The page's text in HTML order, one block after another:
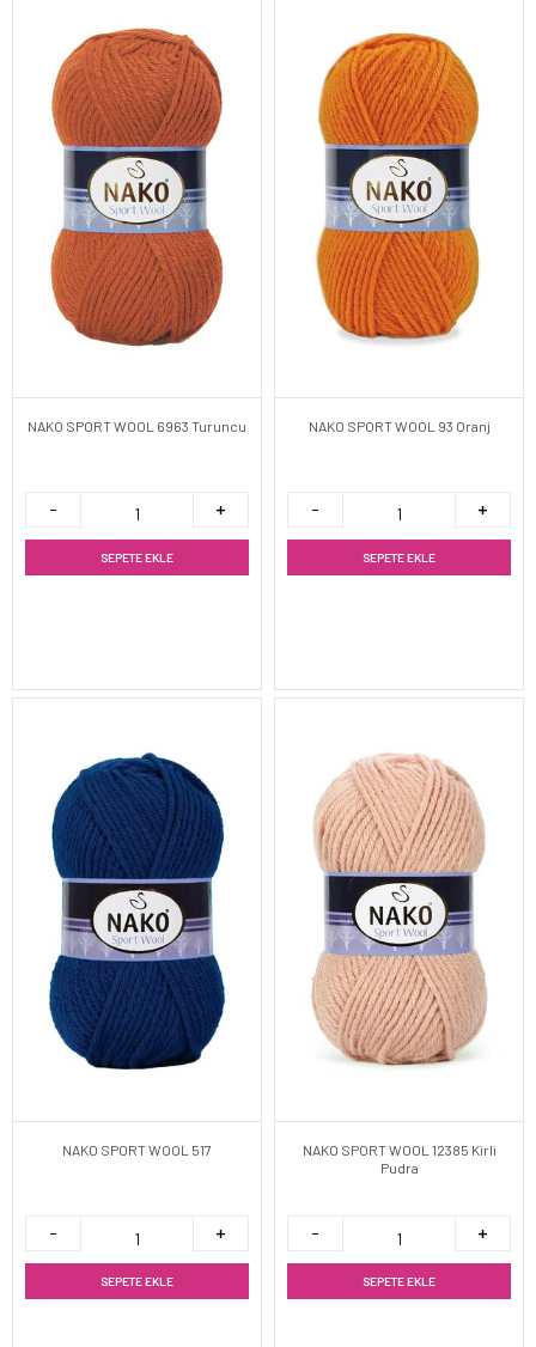
NAKO SPORT WOOL 6963 Turuncu
SEPETE EKLE
NAKO SPORT WOOL 93 Oranj
SEPETE EKLE
NAKO SPORT WOOL 517
SEPETE EKLE
NAKO SPORT WOOL 12385 Kirli
Pudra
SEPETE EKLE